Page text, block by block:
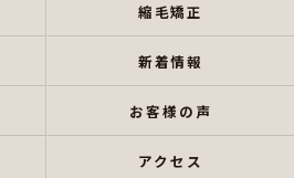
縮毛矯正
新着情報
お客様の声
アクセス